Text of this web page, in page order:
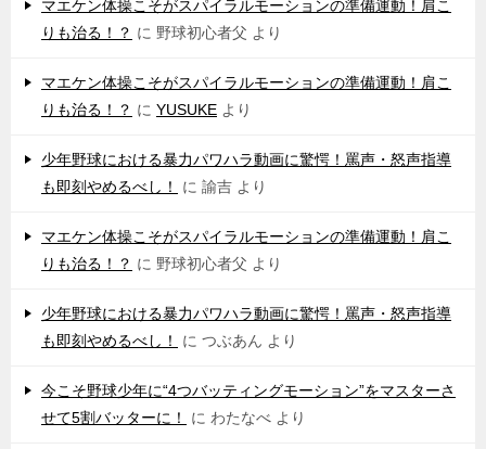
マエケン体操こそがスパイラルモーションの準備運動！肩こ
りも治る！？ に 野球初心者父 より
マエケン体操こそがスパイラルモーションの準備運動！肩こ
りも治る！？ に YUSUKE より
少年野球における暴力パワハラ動画に驚愕！罵声・怒声指導
も即刻やめるべし！
に 諭吉 より
マエケン体操こそがスパイラルモーションの準備運動！肩こ
りも治る！？ に 野球初心者父 より
少年野球における暴力パワハラ動画に驚愕！罵声・怒声指導
も即刻やめるべし！
に つぶあん より
今こそ野球少年に“4つバッティングモーション”をマスターさ
せて5割バッターに！
に わたなべ より